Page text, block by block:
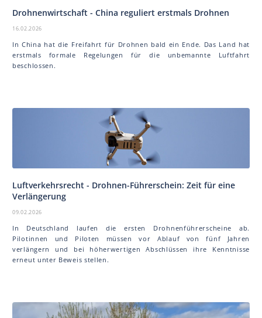
Drohnenwirtschaft - China reguliert erstmals Drohnen
16.02.2026
In China hat die Freifahrt für Drohnen bald ein Ende. Das Land hat
erstmals formale Regelungen für die unbemannte Luftfahrt
beschlossen.
Luftverkehrsrecht - Drohnen-Führerschein: Zeit für eine
Verlängerung
09.02.2026
In Deutschland laufen die ersten Drohnenführerscheine ab.
Pilotinnen und Piloten müssen vor Ablauf von fünf Jahren
verlängern und bei höherwertigen Abschlüssen ihre Kenntnisse
erneut unter Beweis stellen.